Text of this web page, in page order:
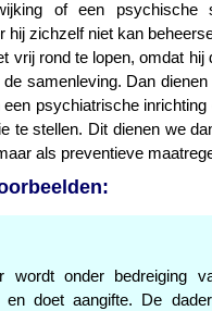
of een psychische
hij zichzelf niet kan
vrij rond te lopen, omdat hij
samenleving. Dan
een psychiatrische inrichting
te stellen. Dit dienen we
als preventieve
wordt onder bedreiging
en doet aangifte. De